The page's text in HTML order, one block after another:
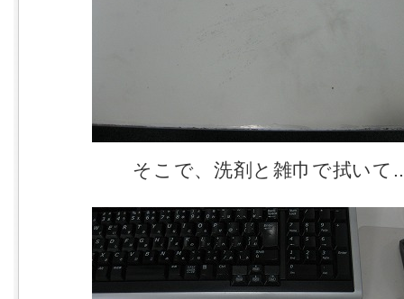
そこで、洗剤と雑巾で拭いて